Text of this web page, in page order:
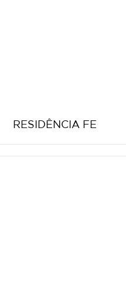
RESIDÊNCIA FE